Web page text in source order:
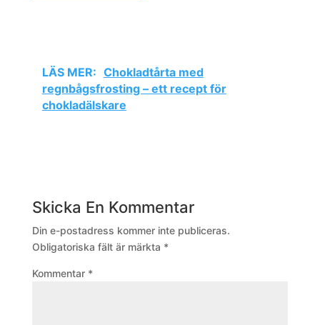
LÄS MER: Chokladtårta med
regnbågsfrosting – ett recept för
chokladälskare
Skicka En Kommentar
Din e-postadress kommer inte publiceras.
Obligatoriska fält är märkta *
Kommentar *